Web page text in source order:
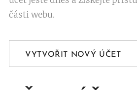
části webu.
VYTVOŘIT NOVÝ ÚČET